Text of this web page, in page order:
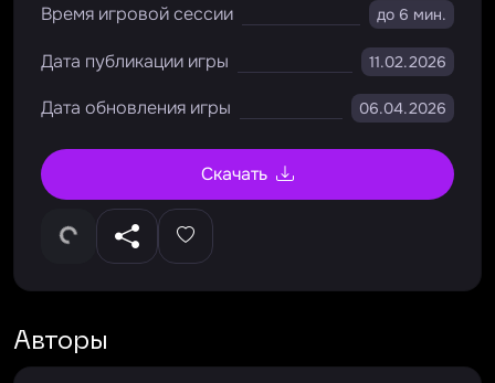
Время игровой сессии до 6 мин.
Дата публикации игры 11.02.2026
Дата обновления игры 06.04.2026
Скачать
Авторы